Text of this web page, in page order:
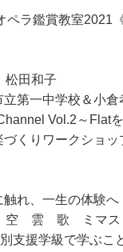
ペラ鑑賞教室2021
田和子
第一中学校＆小倉
Vol.2～Flat
くりワークショッ
れ、一生の体験
空 雲 歌 ミマス
援学級で学ぶこ